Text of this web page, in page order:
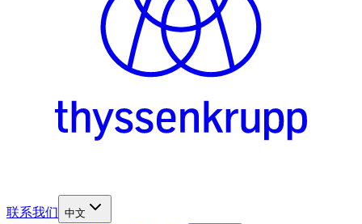
联系我们 中文